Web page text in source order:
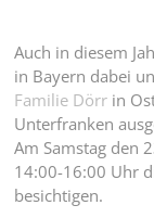
Auch in diesem
in Bayern dabei
Familie Dörr in
Unterfranken
Am Samstag den
14:00-16:00 Uhr
besichtigen.